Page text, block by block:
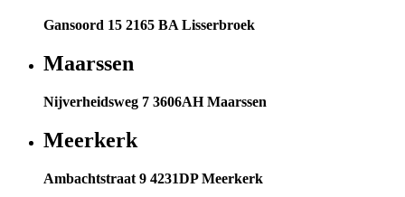
Gansoord 15 2165 BA Lisserbroek
Maarssen
Nijverheidsweg 7 3606AH Maarssen
Meerkerk
Ambachtstraat 9 4231DP Meerkerk